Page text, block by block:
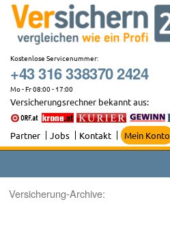
Zum
Inhalt
springen
Kostenlose Servicenummer:
+43 316 338370 2424
Mo - Fr 08:00 - 17:00
Versicherungsrechner bekannt aus:
Partner Jobs Kontakt Mein Konto
Versicherung-Archive: